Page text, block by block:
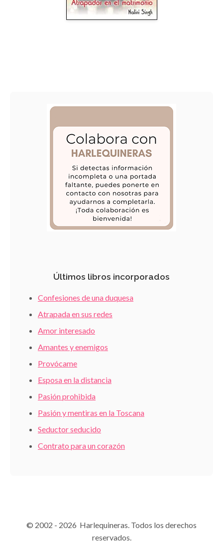
Últimos libros incorporados
Confesiones de una duquesa
Atrapada en sus redes
Amor interesado
Amantes y enemigos
Provócame
Esposa en la distancia
Pasión prohibida
Pasión y mentiras en la Toscana
Seductor seducido
Contrato para un corazón
© 2002 - 2026 Harlequineras. Todos los derechos
reservados.